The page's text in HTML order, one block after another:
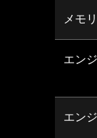
メモ
エン
エン